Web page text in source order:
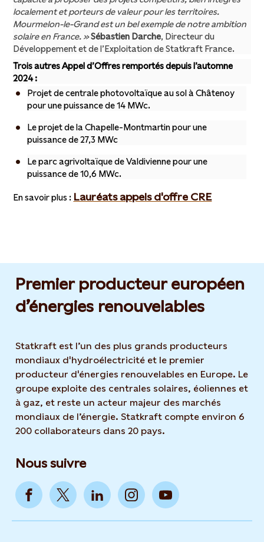
localement et porteurs de valeur pour les territoires.
Mourmelon-le-Grand est un bel exemple de notre ambition
solaire en France. »Sébastien Darche, Directeur du
Développement et de l’Exploitation de Statkraft France.
Trois autres Appel d’Offres remportés depuis l’automne
2024 :
Projet de centrale photovoltaïque au sol à Châtenoy
pour une puissance de 14 MWc.
Le projet de la Chapelle-Montmartin pour une
puissance de 27,3 MWc
Le parc agrivoltaïque de Valdivienne pour une
puissance de 10,6 MWc.
En savoir plus : Lauréats appels d'offre CRE
Premier producteur européen
d’énergies renouvelables
Statkraft est l’un des plus grands producteurs
mondiaux d'hydroélectricité et le premier
producteur d'énergies renouvelables en Europe. Le
groupe exploite des centrales solaires, éoliennes et
à gaz, et reste un acteur majeur des marchés
mondiaux de l’énergie. Statkraft compte environ 6
200 collaborateurs dans 20 pays.
Nous suivre